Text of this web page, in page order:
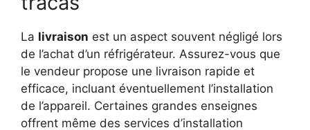
La livraison est un aspect souvent négligé lors
de l’achat d’un réfrigérateur. Assurez-vous que
le vendeur propose une livraison rapide et
efficace, incluant éventuellement l’installation
de l’appareil. Certaines grandes enseignes
offrent même des services d’installation